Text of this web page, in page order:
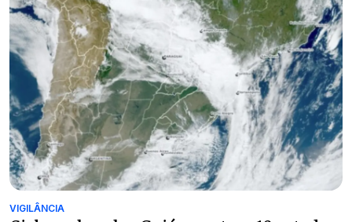
VIGILÂNCIA